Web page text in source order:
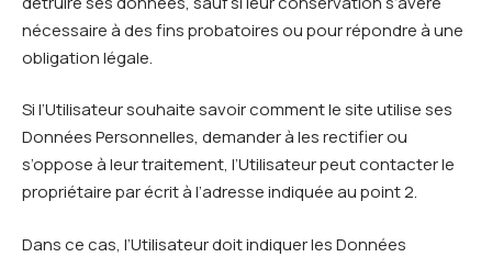
nécessaire à des fins probatoires ou pour répondre à une
obligation légale.
Si l’Utilisateur souhaite savoir comment le site utilise ses
Données Personnelles, demander à les rectifier ou
s’oppose à leur traitement, l’Utilisateur peut contacter le
propriétaire par écrit à l’adresse indiquée au point 2.
Dans ce cas, l’Utilisateur doit indiquer les Données